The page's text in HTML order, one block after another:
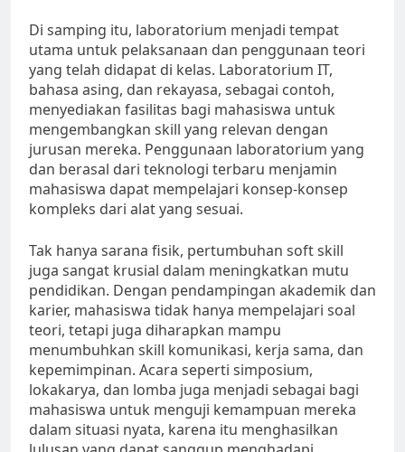
Di samping itu, laboratorium menjadi tempat
utama untuk pelaksanaan dan penggunaan teori
yang telah didapat di kelas. Laboratorium IT,
bahasa asing, dan rekayasa, sebagai contoh,
menyediakan fasilitas bagi mahasiswa untuk
mengembangkan skill yang relevan dengan
jurusan mereka. Penggunaan laboratorium yang
dan berasal dari teknologi terbaru menjamin
mahasiswa dapat mempelajari konsep-konsep
kompleks dari alat yang sesuai.
Tak hanya sarana fisik, pertumbuhan soft skill
juga sangat krusial dalam meningkatkan mutu
pendidikan. Dengan pendampingan akademik dan
karier, mahasiswa tidak hanya mempelajari soal
teori, tetapi juga diharapkan mampu
menumbuhkan skill komunikasi, kerja sama, dan
kepemimpinan. Acara seperti simposium,
lokakarya, dan lomba juga menjadi sebagai bagi
mahasiswa untuk menguji kemampuan mereka
dalam situasi nyata, karena itu menghasilkan